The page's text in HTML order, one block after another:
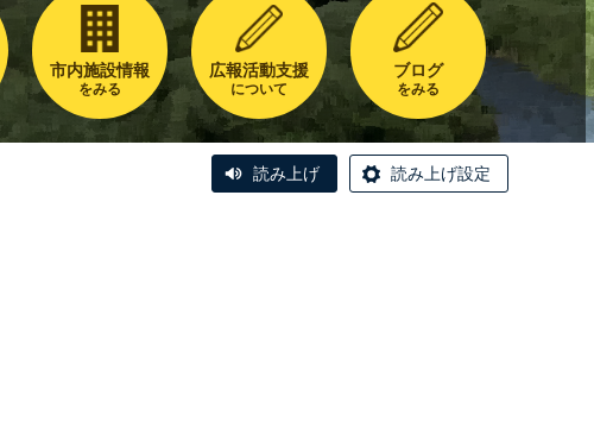
市内施設情報
をみる
広報活動支援
について
ブログ
をみる
読み上げ 読み上げ設定